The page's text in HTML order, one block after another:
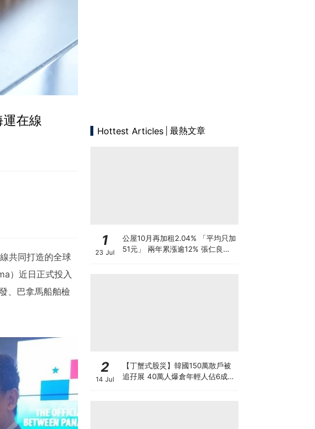
在線
professionals le
news di
end-to-end solu
conten
the worl
network with
powers the stor
共同打造的全球
）近日正式投入
、巴拿馬船舶檢
Hottest Articles 最熱文章
1
23 Jul
公屋10月再加租2.04% 「平均只加
51元」 兩年累漲逾12% 張仁良指
2
14 Jul
【丁蟹式股災】韓國150萬散戶被
追孖展 40萬人爆倉年輕人佔6成